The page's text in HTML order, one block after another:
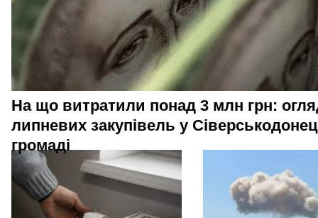
На що витратили понад 3 млн грн:
липневих закупівель у
громаді